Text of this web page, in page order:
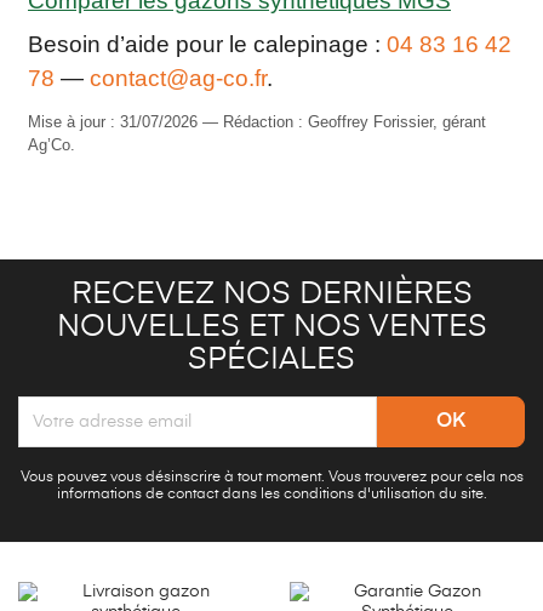
Besoin d’aide pour le calepinage : 04 83 16 42
78 — contact@ag-co.fr.
Mise à jour : 31/07/2026 — Rédaction : Geoffrey Forissier, gérant
Ag’Co.
RECEVEZ NOS DERNIÈRES
NOUVELLES ET NOS VENTES
SPÉCIALES
Vous pouvez vous désinscrire à tout moment. Vous trouverez pour cela nos
informations de contact dans les conditions d'utilisation du site.